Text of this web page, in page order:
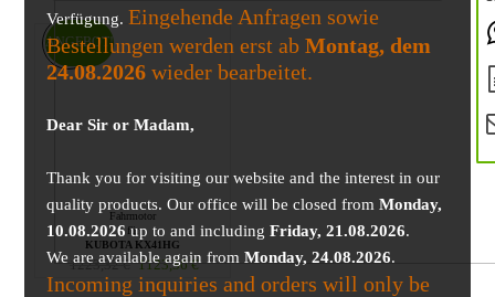
Verfügung. Eingehende Anfragen sowie
Bestellungen werden erst abMontag, dem
24.08.2026 wieder bearbeitet.
Dear Sir or Madam,
Thank you for visiting our website and the interest in our
quality products. Our office will be closed fromMonday,
10.08.2026up to and includingFriday, 21.08.2026.
We are available again fromMonday, 24.08.2026.
Incoming inquiries and orders will only be
Fahrmotor
für
KUBOTA KX41HG
1223,32€ 1123,36€
ANGEBOT!